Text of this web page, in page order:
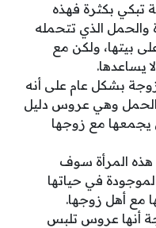
تبكي بكثرة فهذه
والحمل الذي تتحمله
بيتها، ولكن مع
يساعدها.
بشكل عام على أنه
الحمل وهي عروس دليل
يجمعها مع زوجها
هذه المرأة سوف
في حياتها
مع أهل زوجها.
أنها عروس تلبس